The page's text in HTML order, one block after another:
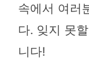
속에서 여러
다. 잊지 못
니다!